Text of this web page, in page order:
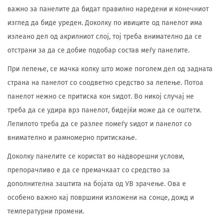
важно за панелите да бидат правилно наредени и конечниот
изглед да биде уреден. Доколку по ивиците од панелот има
излеано дел од акрилниот слој, тој треба внимателно да се
отстрани за да се добие подобар состав меѓу панелите.
При лепење, се мачка колку што може поголем дел од задната
страна на панелот со соодветно средство за лепење. Потоа
панелот нежно се притиска кон ѕидот. Во никој случај не
треба да се удира врз панелот, бидејќи може да се оштети.
Лепилото треба да се разлее помеѓу ѕидот и панелот со
внимателно и рамномерно притискање.
Доколку панелите се користат во надворешни услови,
препорачливо е да се премачкаат со средство за
дополнителна заштита на бојата од УВ зрачење. Ова е
особено важно кај површини изложени на сонце, дожд и
температурни промени.